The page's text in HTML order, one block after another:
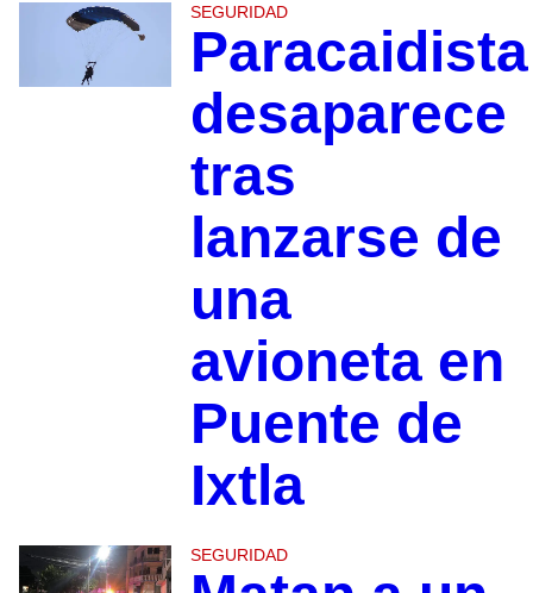
SEGURIDAD
Paracaidista
desaparece
tras
lanzarse de
una
avioneta en
Puente de
Ixtla
SEGURIDAD